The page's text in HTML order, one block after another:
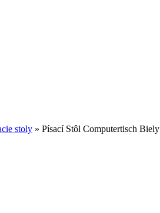
stoly » Písací Stôl Computertisch Biely